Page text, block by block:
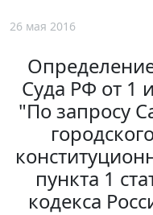
26 мая 2016
Суда РФ от 1
"По запросу
пункта 1
кодекса